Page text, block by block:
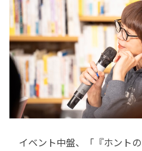
イベント中盤、「『ホント